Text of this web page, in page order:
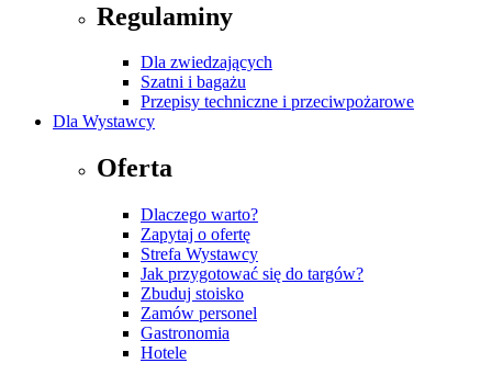
Regulaminy
Dla zwiedzających
Szatni i bagażu
Przepisy techniczne i przeciwpożarowe
Dla Wystawcy
Oferta
Dlaczego warto?
Zapytaj o ofertę
Strefa Wystawcy
Jak przygotować się do targów?
Zbuduj stoisko
Zamów personel
Gastronomia
Hotele